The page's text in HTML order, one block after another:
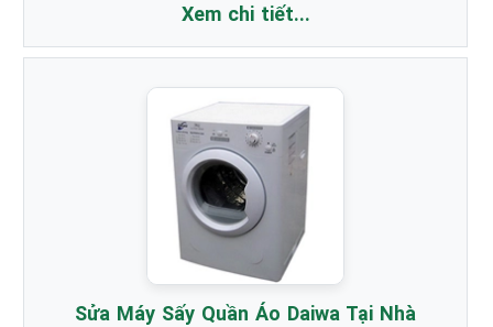
Xem chi tiết...
Sửa Máy Sấy Quần Áo Daiwa Tại Nhà